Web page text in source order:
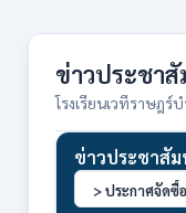
ข่าวประชา
โรงเรียนเวทีราษฎร์บ
ข่าวประชาสั